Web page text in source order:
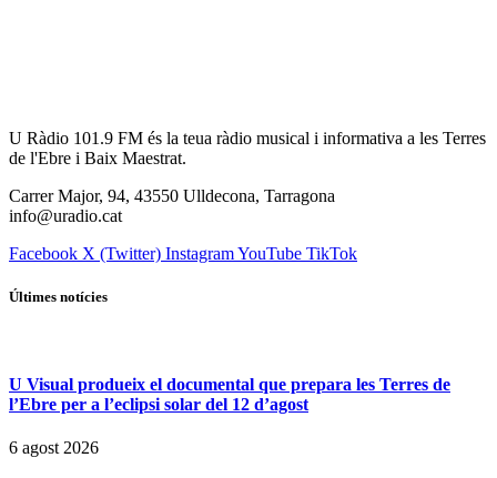
U Ràdio 101.9 FM és la teua ràdio musical i informativa a les Terres
de l'Ebre i Baix Maestrat.
Carrer Major, 94, 43550 Ulldecona, Tarragona
info@uradio.cat
Facebook X (Twitter) InstagramYouTube TikTok
Últimes notícies
U Visual produeix el documental que prepara les Terres de
l’Ebre per a l’eclipsi solar del 12 d’agost
6 agost 2026